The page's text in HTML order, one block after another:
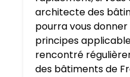
architecte des
pourra vous
principes
rencontré
des bâtiments de